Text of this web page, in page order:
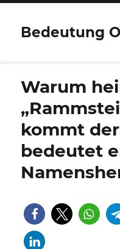
Bedeutung
Warum
kommt
bedeutet